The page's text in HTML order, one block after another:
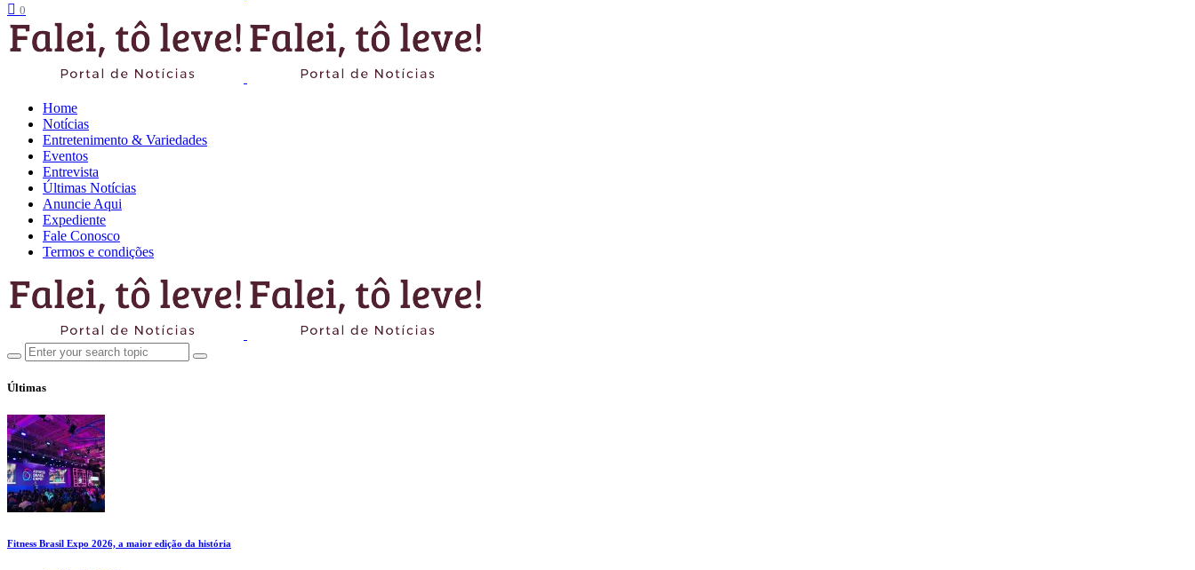
0
Home
Notícias
Entretenimento & Variedades
Eventos
Entrevista
Últimas Notícias
Anuncie Aqui
Expediente
Fale Conosco
Termos e condições
Últimas
Fitness Brasil Expo 2026, a maior edição da história